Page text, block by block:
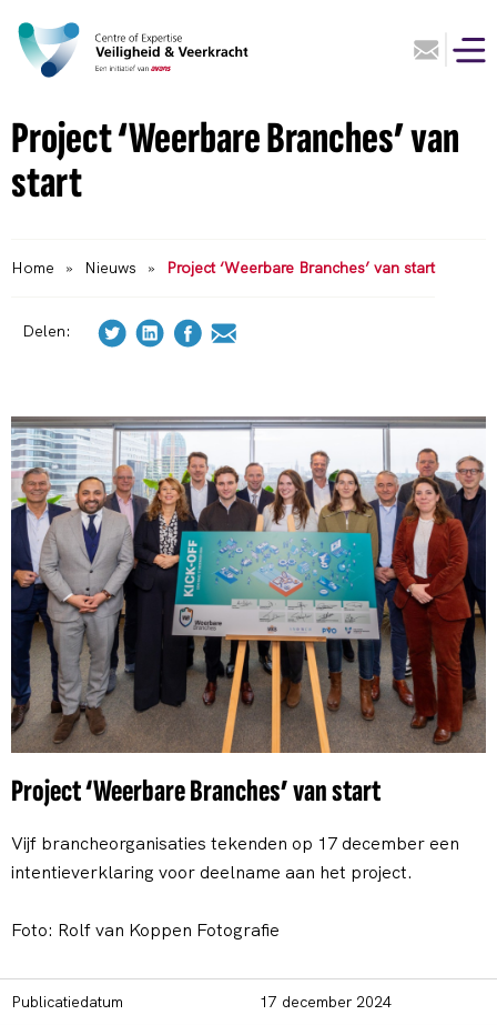
Project ‘Weerbare Branches’ van
start
Home » Nieuws » Project ‘Weerbare Branches’ van start
Delen:
Project ‘Weerbare Branches’ van start
Vijf brancheorganisaties tekenden op 17 december een
intentieverklaring voor deelname aan het project.
Foto: Rolf van Koppen Fotografie
Publicatiedatum 17 december 2024